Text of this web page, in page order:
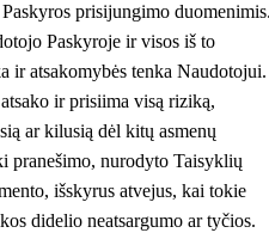
prisijungimo
Paskyroje ir visos iš to
ir atsakomybės tenka Naudotojui.
ir prisiima visą riziką,
ar kilusią dėl kitų asmenų
pranešimo, nurodyto Taisyklių
išskyrus atvejus, kai tokie
didelio neatsargumo ar tyčios.